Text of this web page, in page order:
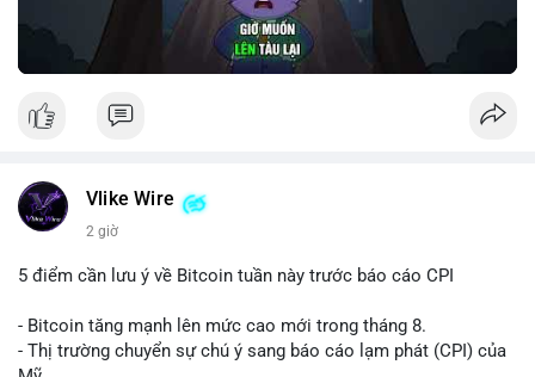
Vlike Wire
2 giờ
5 điểm cần lưu ý về Bitcoin tuần này trước báo cáo CPI
- Bitcoin tăng mạnh lên mức cao mới trong tháng 8.
- Thị trường chuyển sự chú ý sang báo cáo lạm phát (CPI) của